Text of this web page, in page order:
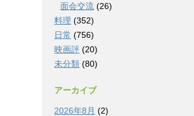
面会交流 (26)
料理 (352)
日常 (756)
映画評 (20)
未分類 (80)
アーカイブ
2026年8月 (2)